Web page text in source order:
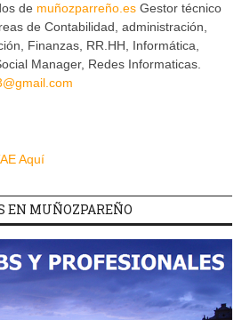
de muñozparreño.es Gestor técnico
de Contabilidad, administración,
Finanzas, RR.HH, Informática,
Manager, Redes Informaticas.
Aquí
EN MUÑOZPAREÑO